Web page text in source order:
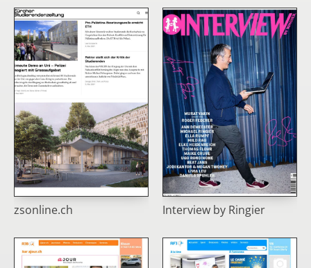
zsonline.ch Interview by Ringier